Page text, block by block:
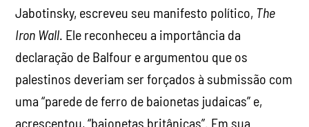
Jabotinsky, escreveu seu manifesto político, The
Iron Wall. Ele reconheceu a importância da
declaração de Balfour e argumentou que os
palestinos deveriam ser forçados à submissão com
uma “parede de ferro de baionetas judaicas” e,
acrescentou, “baionetas britânicas”. Em sua